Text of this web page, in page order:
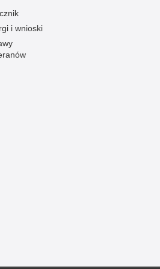
i odważni
Opinia publiczna
i wnioski